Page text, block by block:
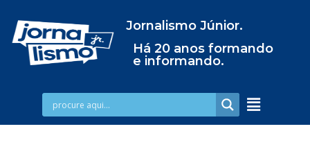
Jornalismo Júnior.
Há 20 anos formando
e informando.